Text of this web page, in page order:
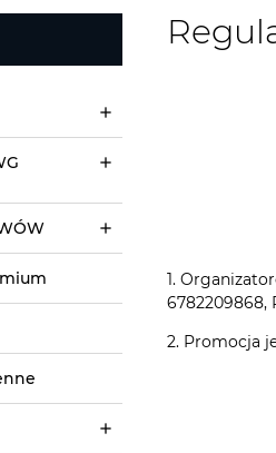
1.
6782209868,
2. Promocja